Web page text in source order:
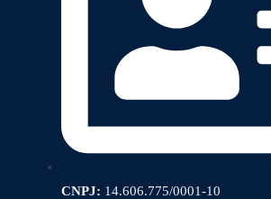
CNPJ: 14.606.775/0001-10